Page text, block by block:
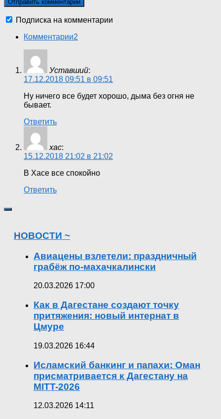
Подписка на комментарии
Комментарии2
Уставший:
17.12.2018 09:51 в 09:51
Ну ничего все будет хорошо, дыма без огня не
бывает.
Ответить
хас:
15.12.2018 21:02 в 21:02
В Хасе все спокойно
Ответить
НОВОСТИ ~
Авиацены взлетели: праздничный
грабёж по-махачкалински
20.03.2026 17:00
Как в Дагестане создают точку
притяжения: новый интернат в
Цмуре
19.03.2026 16:44
Исламский банкинг и папахи: Оман
присматривается к Дагестану на
MITT-2026
12.03.2026 14:11